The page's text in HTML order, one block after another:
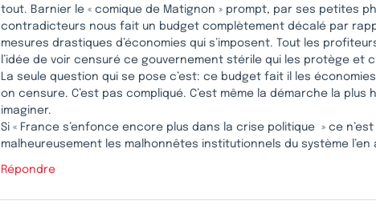
tout. Barnier le « comique de Matignon » prompt, par ses petites
contradicteurs nous fait un budget complètement décalé par
mesures drastiques d’économies qui s’imposent. Tout les
l’idée de voir censuré ce gouvernement stérile qui les protège et
La seule question qui se pose c’est: ce budget fait il les
on censure. C’est pas compliqué. C’est même la démarche la plus
imaginer.
Si « France s’enfonce encore plus dans la crise politique » ce
malheureusement les malhonnêtes institutionnels du système
Répondre